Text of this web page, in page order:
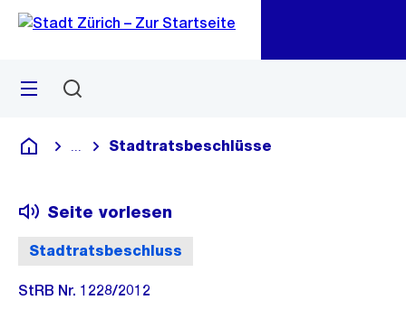
Navigation
Sprunglink
Menü
Deutsch
Blende alle Breadcrumbs ein
Stadtratsbeschlüsse
Stadtratsbeschluss
Seite vorlesen
StRB Nr. 1228/2012